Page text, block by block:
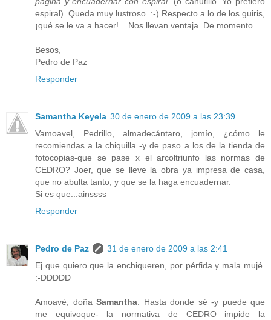
espiral). Queda muy lustroso. :-) Respecto a lo de los guiris,
¡qué se le va a hacer!... Nos llevan ventaja. De momento.
Besos,
Pedro de Paz
Responder
Samantha Keyela 30 de enero de 2009 a las 23:39
Vamoavel, Pedrillo, almadecántaro, jomío, ¿cómo le
recomiendas a la chiquilla -y de paso a los de la tienda de
fotocopias-que se pase x el arcoltriunfo las normas de
CEDRO? Joer, que se lleve la obra ya impresa de casa,
que no abulta tanto, y que se la haga encuadernar.
Si es que...ainssss
Responder
Pedro de Paz
31 de enero de 2009 a las 2:41
Ej que quiero que la enchiqueren, por pérfida y mala mujé.
:-DDDDD
Amoavé, doña Samantha . Hasta donde sé -y puede que
me equivoque- la normativa de CEDRO impide la